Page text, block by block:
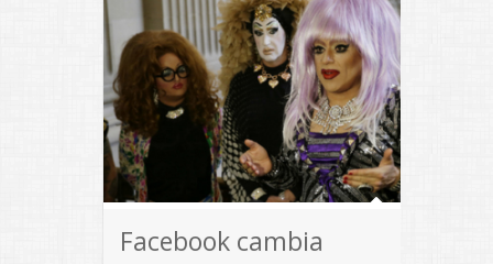
Facebook cambia